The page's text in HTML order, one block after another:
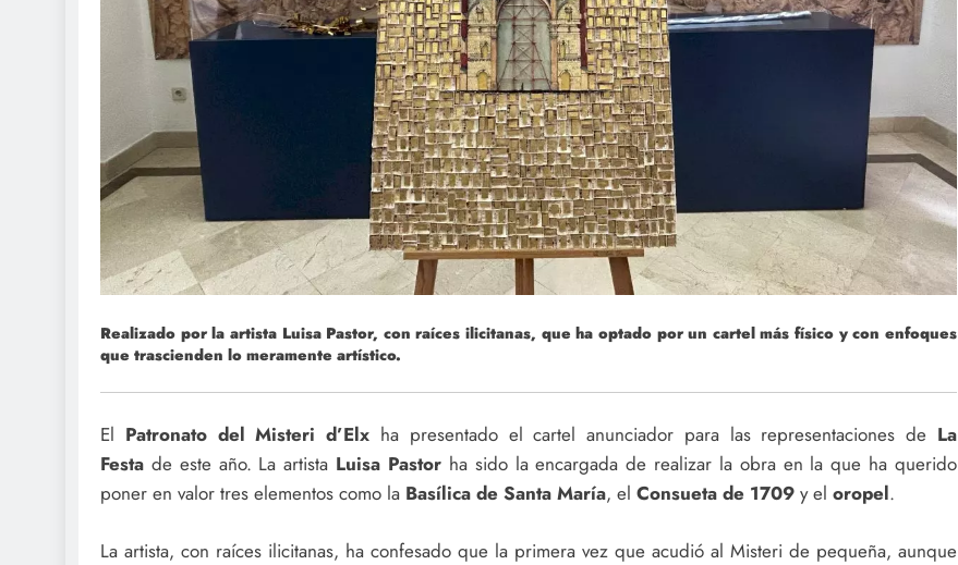
Realizado por la artista Luisa Pastor, con raíces ilicitanas, que ha optado por un cartel más físico y con enfoques
que trascienden lo meramente artístico.
El Patronato del Misteri d’Elx ha presentado el cartel anunciador para las representaciones de La
Festa de este año. La artista Luisa Pastorha sido la encargada de realizar la obra en la que ha querido
poner en valor tres elementos como la Basílica de Santa María, el Consueta de 1709 y el oropel.
La artista, con raíces ilicitanas, ha confesado que la primera vez que acudió al Misteri de pequeña, aunque